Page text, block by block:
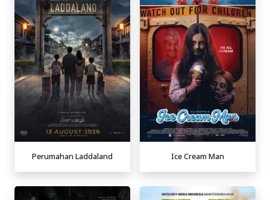
Perumahan Laddaland Ice Cream Man